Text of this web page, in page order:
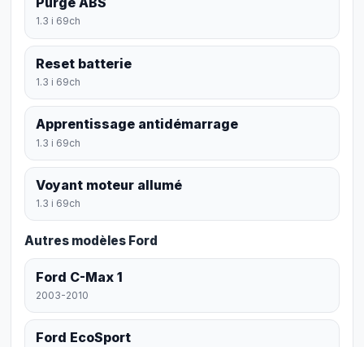
1.3 i 69ch
Reset batterie
1.3 i 69ch
Apprentissage antidémarrage
1.3 i 69ch
Voyant moteur allumé
1.3 i 69ch
Autres modèles Ford
Ford C-Max 1
2003-2010
Ford EcoSport